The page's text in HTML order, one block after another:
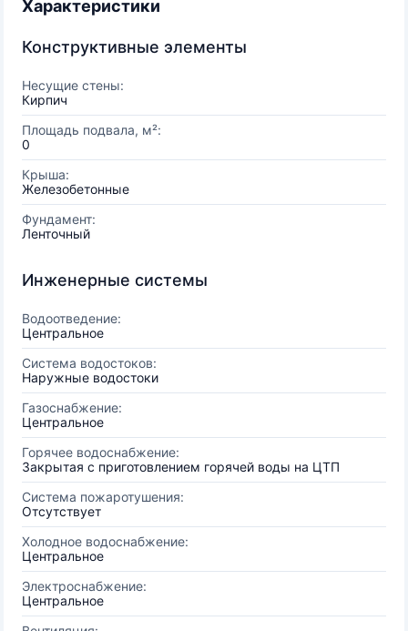
Характеристики
Конструктивные элементы
Несущие стены:
Кирпич
Площадь подвала, м²:
0
Крыша:
Железобетонные
Фундамент:
Ленточный
Инженерные системы
Водоотведение:
Центральное
Система водостоков:
Наружные водостоки
Газоснабжение:
Центральное
Горячее водоснабжение:
Закрытая с приготовлением горячей воды на ЦТП
Система пожаротушения:
Отсутствует
Холодное водоснабжение:
Центральное
Электроснабжение:
Центральное